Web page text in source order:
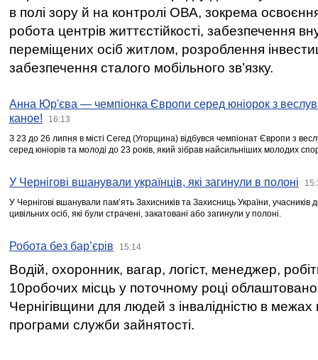
в полі зору й на контролі ОВА, зокрема освоєння
робота центрів життєстійкості, забезпечення
переміщених осіб житлом, розроблення
забезпечення сталого мобільного зв’язку.
Анна Юр'єва — чемпіонка Європи серед юніорок з
каное!
16:13
З 23 до 26 липня в місті Сегед (Угорщина) відбувся чемпіонат Європи з
серед юніорів та молоді до 23 років, який зібрав найсильніших молодих
У Чернігові вшанували українців, які загинули в полоні
У Чернігові вшанували пам’ять Захисників та Захисниць України,
цивільних осіб, які були страчені, закатовані або загинули у полоні.
Робота без бар’єрів 15:14
Водій, охоронник, вагар, логіст, менеджер,
10робочих місць у поточному році
Чернігівщини для людей з інвалідністю в межах
програми служби зайнятості.